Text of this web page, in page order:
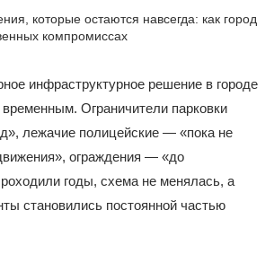
инфраструктурное решение в городе
временным. Ограничители парковки
лежачие полицейские — «пока не
ограждения — «до
годы, схема не менялась, а
становились постоянной частью